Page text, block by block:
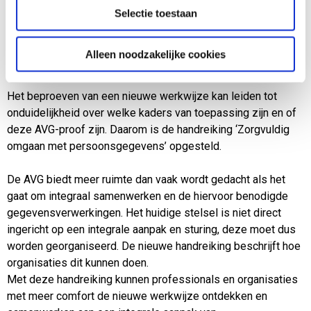
Selectie toestaan
Alleen noodzakelijke cookies
gezin.
Samenwerking
Het beproeven van een nieuwe werkwijze kan leiden tot
onduidelijkheid over welke kaders van toepassing zijn en of
deze AVG-proof zijn. Daarom is de handreiking ‘Zorgvuldig
omgaan met persoonsgegevens’ opgesteld.
De AVG biedt meer ruimte dan vaak wordt gedacht als het
gaat om integraal samenwerken en de hiervoor benodigde
gegevensverwerkingen. Het huidige stelsel is niet direct
ingericht op een integrale aanpak en sturing, deze moet dus
worden georganiseerd. De nieuwe handreiking beschrijft hoe
organisaties dit kunnen doen.
Met deze handreiking kunnen professionals en organisaties
met meer comfort de nieuwe werkwijze ontdekken en